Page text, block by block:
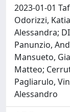
2023-01-01
Odorizzi,
Alessandra;
Panunzio,
Mansueto,
Matteo;
Pagliarulo,
Alessandro